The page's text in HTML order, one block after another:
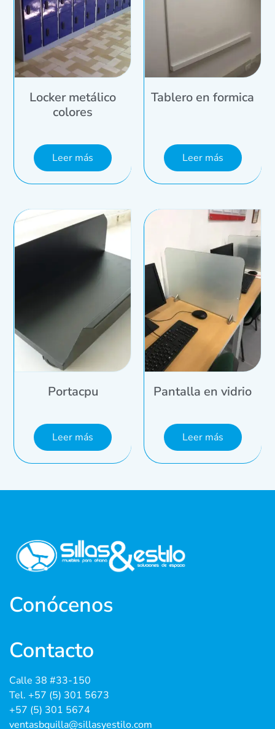
Locker metálico
colores
Leer más
Tablero en formica
Leer más
Portacpu
Leer más
Pantalla en vidrio
Leer más
Conócenos
Contacto
Calle 38 #33-150
Tel. +57 (5) 301 5673
+57 (5) 301 5674
ventasbquilla@sillasyestilo.com